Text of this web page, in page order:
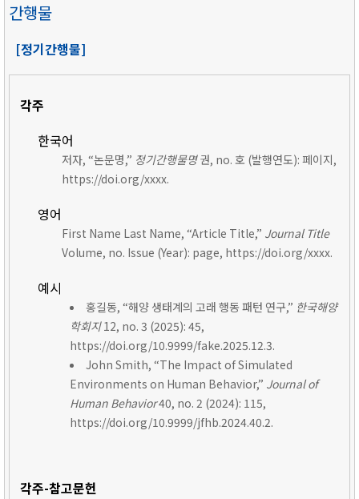
간행물
[정기간행물]
각주
한국어
저자, “논문명,” 정기간행물명권, no. 호 (발행연도): 페이지,
https://doi.org/xxxx.
영어
First Name Last Name, “Article Title,” Journal Title
Volume, no. Issue (Year): page, https://doi.org/xxxx.
예시
홍길동, “해양 생태계의 고래 행동 패턴 연구,” 한국해양
학회지12, no. 3 (2025): 45,
https://doi.org/10.9999/fake.2025.12.3.
John Smith, “The Impact of Simulated
Environments on Human Behavior,” Journal of
Human Behavior40, no. 2 (2024): 115,
https://doi.org/10.9999/jfhb.2024.40.2.
각주-참고문헌